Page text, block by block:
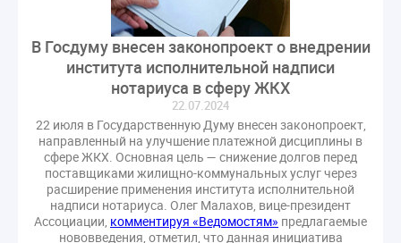
В Госдуму внесен законопроект о внедрении
института исполнительной надписи
нотариуса в сферу ЖКХ
22.07.2024
22 июля в Государственную Думу внесен законопроект,
направленный на улучшение платежной дисциплины в
сфере ЖКХ. Основная цель — снижение долгов перед
поставщиками жилищно-коммунальных услуг через
расширение применения института исполнительной
надписи нотариуса. Олег Малахов, вице-президент
Ассоциации, комментируя «Ведомостям» предлагаемые
нововведения, отметил, что данная инициатива